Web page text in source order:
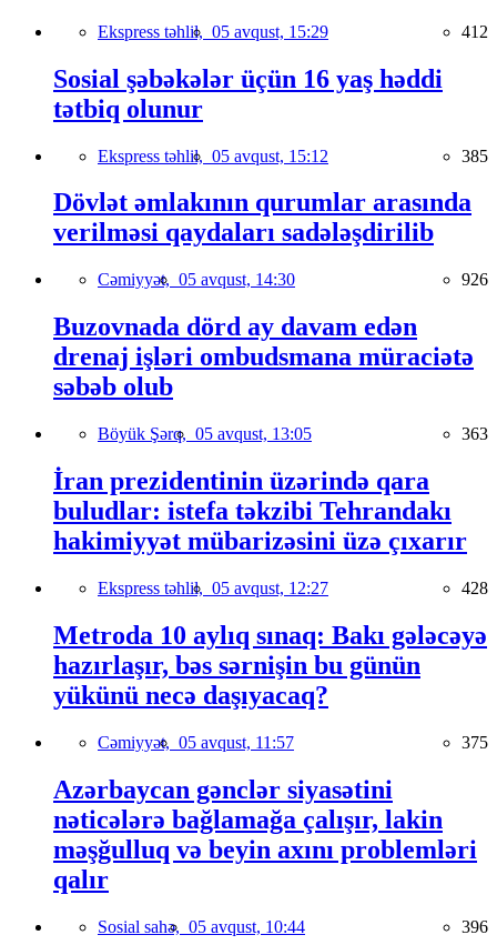
Ekspress təhlil, 05 avqust, 15:29 412
Sosial şəbəkələr üçün 16 yaş həddi
tətbiq olunur
Ekspress təhlil, 05 avqust, 15:12 385
Dövlət əmlakının qurumlar arasında
verilməsi qaydaları sadələşdirilib
Cəmiyyət, 05 avqust, 14:30 926
Buzovnada dörd ay davam edən
drenaj işləri ombudsmana müraciətə
səbəb olub
Böyük Şərq, 05 avqust, 13:05 363
İran prezidentinin üzərində qara
buludlar: istefa təkzibi Tehrandakı
hakimiyyət mübarizəsini üzə çıxarır
Ekspress təhlil, 05 avqust, 12:27 428
Metroda 10 aylıq sınaq: Bakı gələcəyə
hazırlaşır, bəs sərnişin bu günün
yükünü necə daşıyacaq?
Cəmiyyət, 05 avqust, 11:57 375
Azərbaycan gənclər siyasətini
nəticələrə bağlamağa çalışır, lakin
məşğulluq və beyin axını problemləri
qalır
Sosial sahə, 05 avqust, 10:44 396